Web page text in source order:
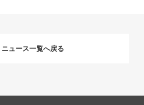
ニュース一覧へ戻る